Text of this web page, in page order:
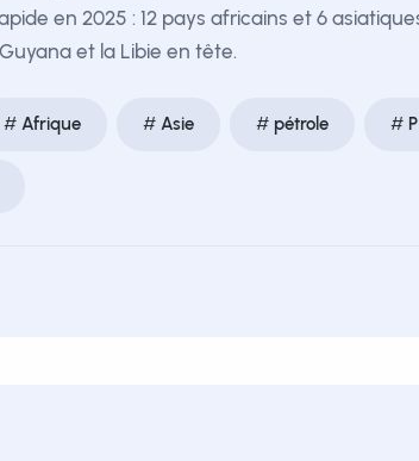
en 2025 : 12 pays africains et 6
et la Libie en tête.
Afrique Asie pétrole